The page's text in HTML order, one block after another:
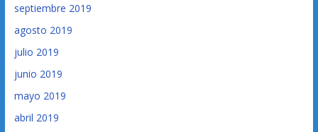
septiembre 2019
agosto 2019
julio 2019
junio 2019
mayo 2019
abril 2019